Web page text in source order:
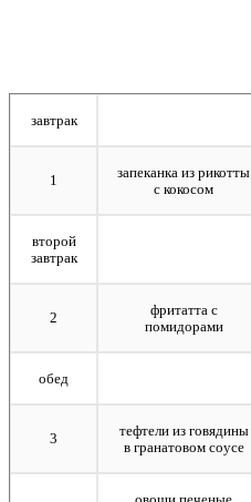
завтрак
1
запеканка из рикотты
с кокосом
второй
завтрак
2
фритатта с
помидорами
обед
3
тефтели из говядины
в гранатовом соусе